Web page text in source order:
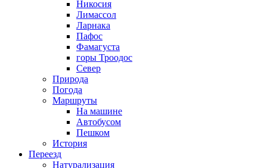
Никосия
Лимассол
Ларнака
Пафос
Фамагуста
горы Троодос
Север
Природа
Погода
Маршруты
На машине
Автобусом
Пешком
История
Переезд
Натурализация